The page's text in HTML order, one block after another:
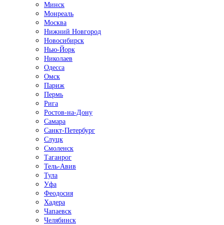
Минск
Монреаль
Москва
Нижний Новгород
Новосибирск
Нью-Йорк
Николаев
Одесса
Омск
Париж
Пермь
Рига
Ростов-на-Дону
Самара
Санкт-Петербург
Слуцк
Смоленск
Таганрог
Тель-Авив
Тула
Уфа
Феодосия
Хадера
Чапаевск
Челябинск